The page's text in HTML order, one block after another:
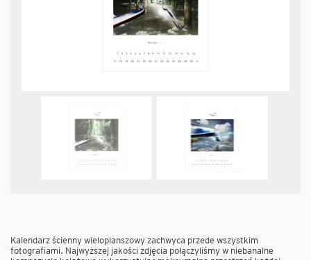
Kalendarz ścienny wieloplanszowy zachwyca przede wszystkim
fotografiami. Najwyższej jakości zdjęcia połączyliśmy w niebanalne